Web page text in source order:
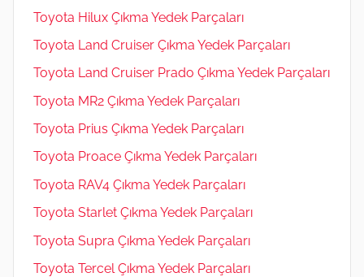
Toyota Hilux Çıkma Yedek Parçaları
Toyota Land Cruiser Çıkma Yedek Parçaları
Toyota Land Cruiser Prado Çıkma Yedek Parçaları
Toyota MR2 Çıkma Yedek Parçaları
Toyota Prius Çıkma Yedek Parçaları
Toyota Proace Çıkma Yedek Parçaları
Toyota RAV4 Çıkma Yedek Parçaları
Toyota Starlet Çıkma Yedek Parçaları
Toyota Supra Çıkma Yedek Parçaları
Toyota Tercel Çıkma Yedek Parçaları